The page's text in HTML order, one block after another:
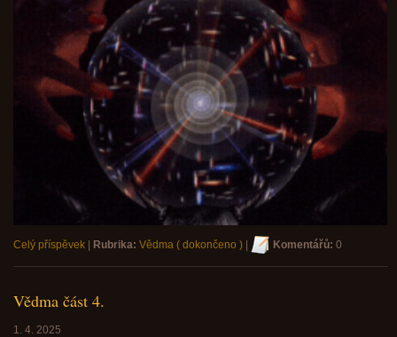
Celý příspěvek | Rubrika: Vědma ( dokončeno ) | Komentářů: 0
Vědma část 4.
1. 4. 2025